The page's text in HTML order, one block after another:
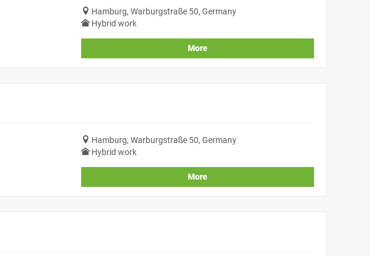
Hamburg, Warburgstraße 50, Germany
Hybrid work
More
Hamburg, Warburgstraße 50, Germany
Hybrid work
More